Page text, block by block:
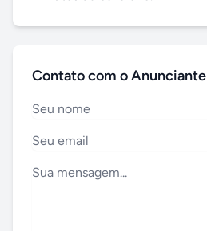
Contato com o Anunciante